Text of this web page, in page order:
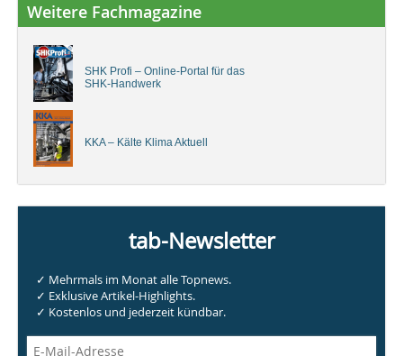
Weitere Fachmagazine
SHK Profi – Online-Portal für das
SHK-Handwerk
KKA – Kälte Klima Aktuell
tab-Newsletter
✓ Mehrmals im Monat alle Topnews.
✓ Exklusive Artikel-Highlights.
✓ Kostenlos und jederzeit kündbar.